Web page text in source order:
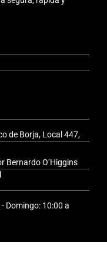
de Borja, Local 447,
Bernardo O’Higgins
Domingo: 10:00 a